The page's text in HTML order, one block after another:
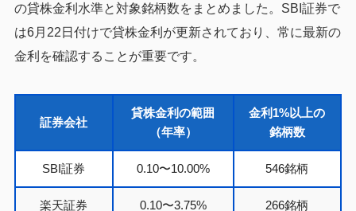
の貸株金利水準と対象銘柄数をまとめました。SBI証券で
は6月22日付けで貸株金利が更新されており、常に最新の
金利を確認することが重要です。
証券会社
貸株金利の範囲
（年率）
金利1%以上の
銘柄数
SBI証券 0.10〜10.00% 546銘柄
楽天証券 0.10〜3.75% 266銘柄